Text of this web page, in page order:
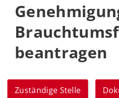
beantragen
Zuständige Stelle